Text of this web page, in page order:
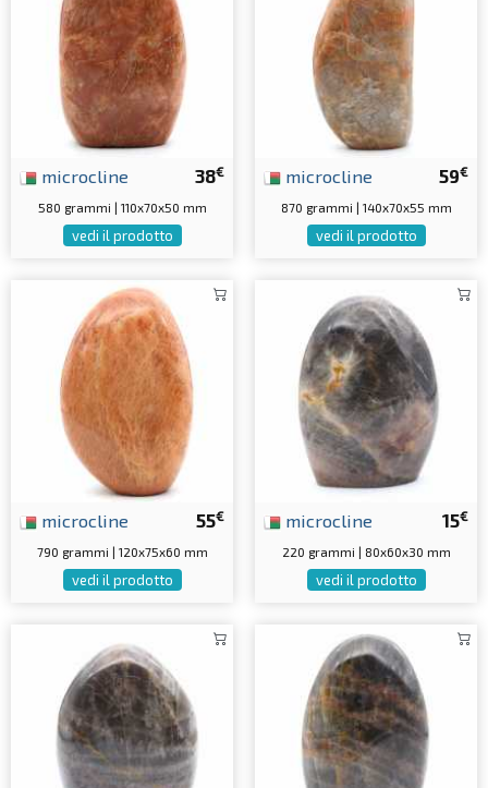
38€
microcline
580 grammi | 110x70x50 mm
vedi il prodotto
59€
microcline
870 grammi | 140x70x55 mm
vedi il prodotto
55€
microcline
790 grammi | 120x75x60 mm
vedi il prodotto
15€
microcline
220 grammi | 80x60x30 mm
vedi il prodotto